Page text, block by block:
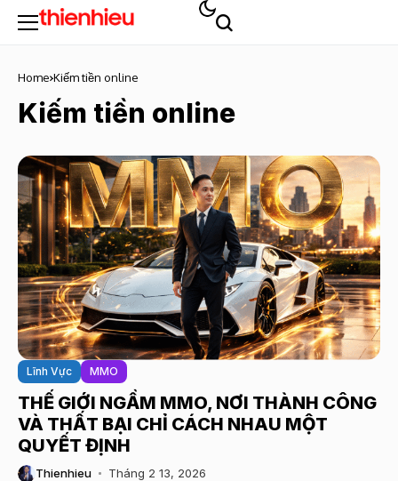
Home Kiếm tiền online
Kiếm tiền online
Lĩnh Vực MMO
THẾ GIỚI NGẦM MMO, NƠI THÀNH CÔNG
VÀ THẤT BẠI CHỈ CÁCH NHAU MỘT
QUYẾT ĐỊNH
Thienhieu Tháng 2 13, 2026